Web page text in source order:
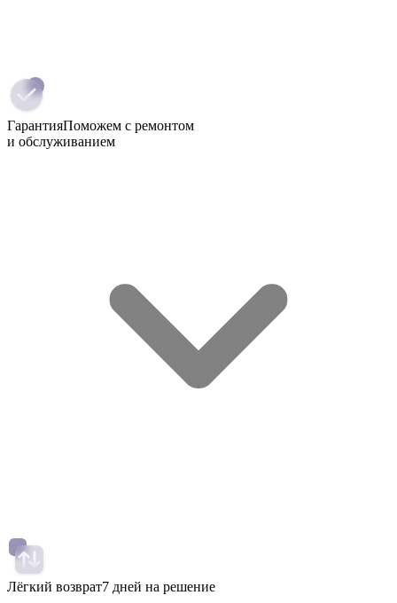
ГарантияПоможем с ремонтом
и обслуживанием
Лёгкий возврат7 дней на решение